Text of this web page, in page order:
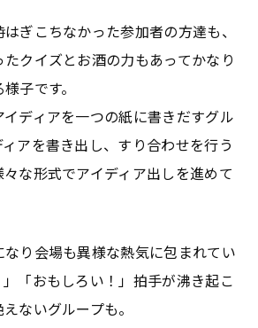
ぎこちなかった参加者の方達も、
クイズとお酒の力もあってかなり
子です。
ディアを一つの紙に書きだすグル
アを書き出し、すり合わせを行う
な形式でアイディア出しを進めて
り会場も異様な熱気に包まれてい
「おもしろい！」拍手が沸き起こ
ないグループも。